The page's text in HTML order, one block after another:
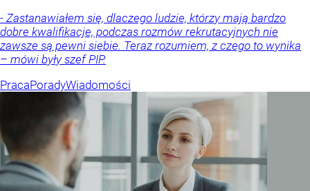
- Zastanawiałem się, dlaczego ludzie, którzy mają bardzo
dobre kwalifikacje, podczas rozmów rekrutacyjnych nie
zawsze są pewni siebie. Teraz rozumiem, z czego to wynika
– mówi były szef PIP.
PracaPoradyWiadomości